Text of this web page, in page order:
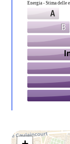
Energia - Stima delle